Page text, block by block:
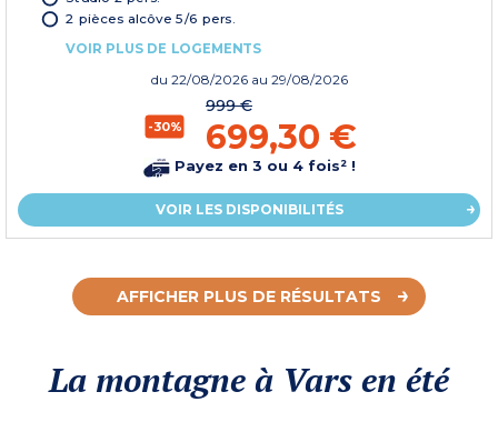
2 pièces alcôve 5/6 pers.
VOIR PLUS DE LOGEMENTS
du 22/08/2026 au 29/08/2026
-30%
999 €
699,30 €
Payez en 3 ou 4 fois² !
VOIR LES DISPONIBILITÉS
AFFICHER PLUS DE RÉSULTATS
La montagne à Vars en été